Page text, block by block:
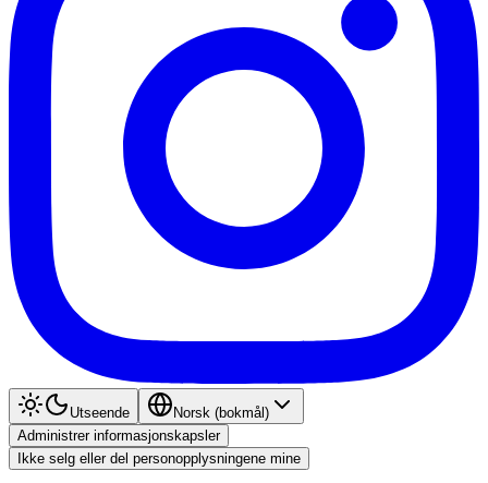
Utseende
Norsk (bokmål)
Administrer informasjonskapsler
Ikke selg eller del personopplysningene mine